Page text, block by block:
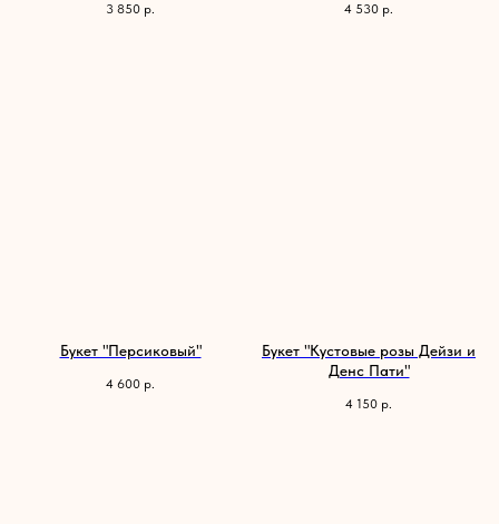
3 850 р. 4 530 р.
Букет "Персиковый"
4 600 р.
Букет "Кустовые розы Дейзи и
Денс Пати"
4 150 р.